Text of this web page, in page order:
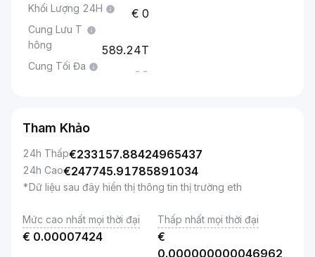
Khối Lượng 24H 0
Cung Lưu T
hông
589.24T
Cung Tối Đa --
Tham Khảo
24h Thấp€233157.88424965437
24h Cao€247745.91785891034
*Dữ liệu sau đây hiển thị thông tin thị trường eth
Mức cao nhất mọi thời đại
€ 0.00007424
Thấp nhất mọi thời đại
€
0.000000000046962